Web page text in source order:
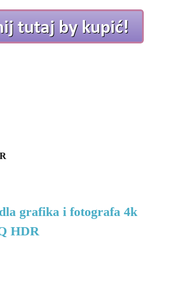
grafika i fotografa 4k
HDR